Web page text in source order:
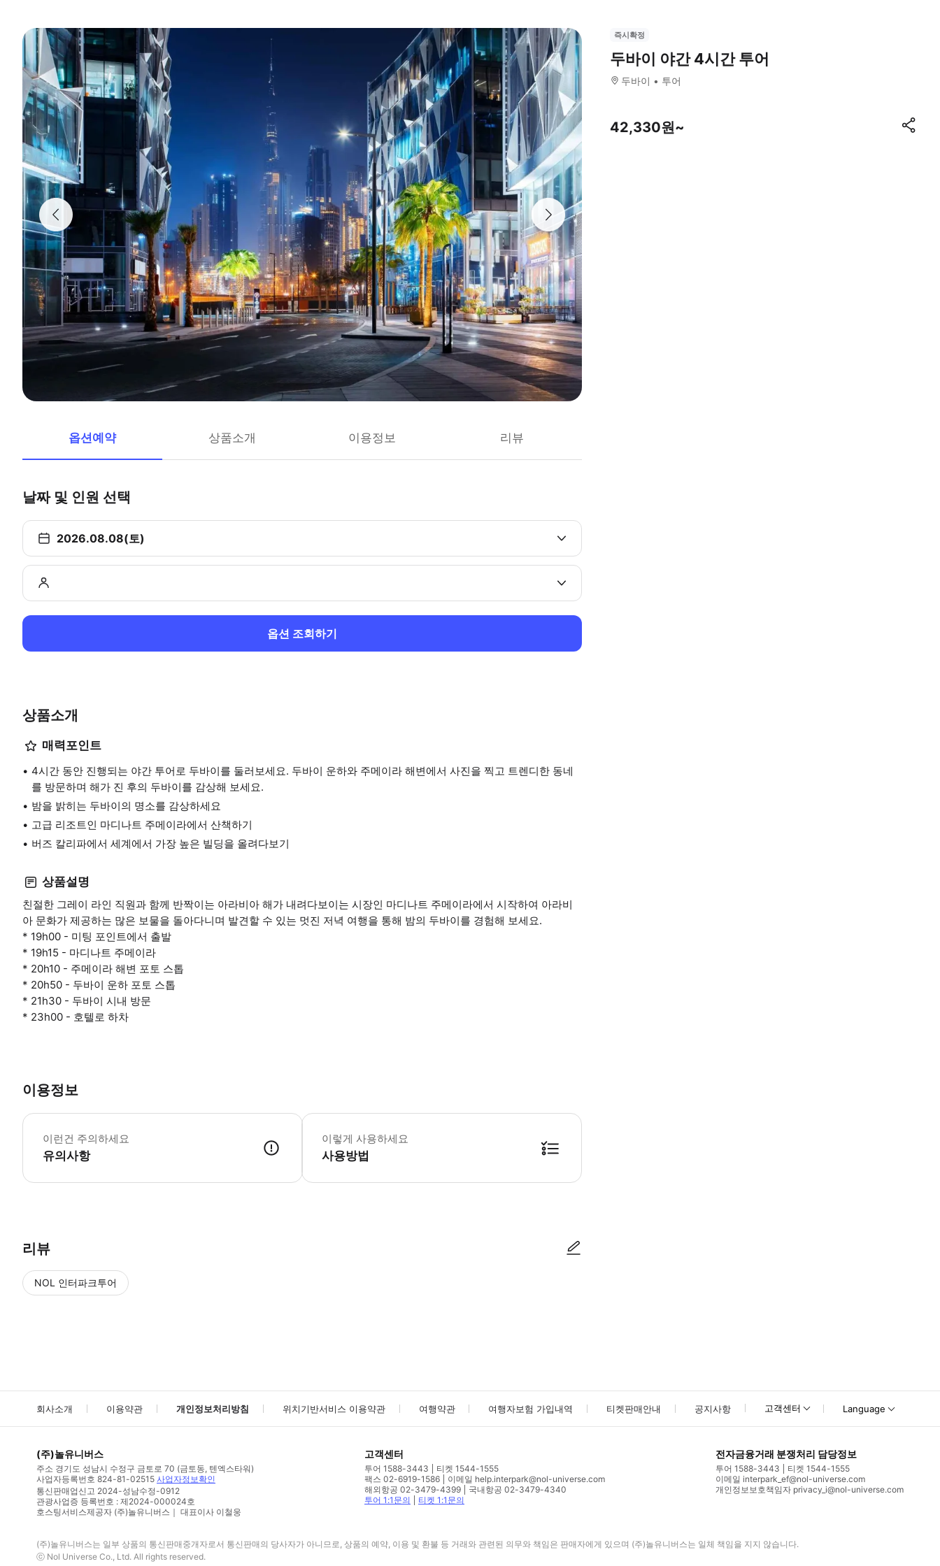
옵션예약 상품소개 이용정보 리뷰
날짜 및 인원 선택
2026.08.08(토)
옵션 조회하기
상품소개
매력포인트
4시간 동안 진행되는 야간 투어로 두바이를 둘러보세요. 두바이 운하와 주메이라 해변에서 사진을 찍고 트렌디한 동네
를 방문하며 해가 진 후의 두바이를 감상해 보세요.
밤을 밝히는 두바이의 명소를 감상하세요
고급 리조트인 마디나트 주메이라에서 산책하기
버즈 칼리파에서 세계에서 가장 높은 빌딩을 올려다보기
상품설명
친절한 그레이 라인 직원과 함께 반짝이는 아라비아 해가 내려다보이는 시장인 마디나트 주메이라에서 시작하여 아라비
아 문화가 제공하는 많은 보물을 돌아다니며 발견할 수 있는 멋진 저녁 여행을 통해 밤의 두바이를 경험해 보세요.
* 19h00 - 미팅 포인트에서 출발
* 19h15 - 마디나트 주메이라
* 20h10 - 주메이라 해변 포토 스톱
* 20h50 - 두바이 운하 포토 스톱
* 21h30 - 두바이 시내 방문
* 23h00 - 호텔로 하차
이용정보
이런건 주의하세요
유의사항
• 두바이에서는 정장 착용을 권장합니다. • 부르즈 칼리파 입장권을 예약하려면 현지 공급업체에 문의하시기 바랍니다. • 투어 시작 시간: 19:00 • 픽업
이렇게 사용하세요
사용방법
리뷰
NOL 인터파크투어
즉시확정
두바이 야간 4시간 투어
두바이 투어
42,330원~
회사소개 이용약관 개인정보처리방침 위치기반서비스 이용약관 여행약관 여행자보험 가입내역 티켓판매안내 공지사항 고객센터 Language
(주)놀유니버스
주소 경기도 성남시 수정구 금토로 70 (금토동, 텐엑스타워)
사업자등록번호 824-81-02515 사업자정보확인
통신판매업신고 2024-성남수정-0912
관광사업증 등록번호 : 제2024-000024호
호스팅서비스제공자 (주)놀유니버스｜ 대표이사 이철웅
고객센터
투어 1588-3443
티켓 1544-1555
팩스 02-6919-1586
이메일 help.interpark@nol-universe.com
해외항공 02-3479-4399
국내항공 02-3479-4340
투어 1:1문의
티켓 1:1문의
전자금융거래 분쟁처리 담당정보
투어 1588-3443
티켓 1544-1555
이메일 interpark_ef@nol-universe.com
개인정보보호책임자 privacy_i@nol-universe.com
(주)놀유니버스는 일부 상품의 통신판매중개자로서 통신판매의 당사자가 아니므로, 상품의 예약, 이용 및 환불 등 거래와 관련된 의무와 책임은 판매자에게 있으며 (주)놀유니버스는 일체 책임을 지지 않습니다.
ⓒ Nol Universe Co., Ltd. All rights reserved.